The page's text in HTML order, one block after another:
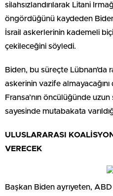
silahsızlandırılarak Litani
öngördüğünü kaydeden
İsrail askerlerinin kademeli
çekileceğini söyledi.
Biden, bu süreçte
askerinin vazife
Fransa’nın öncülüğünde
sayesinde mutabakata
ULUSLARARASI
VERECEK
Başkan Biden ayrıyeten, ABD